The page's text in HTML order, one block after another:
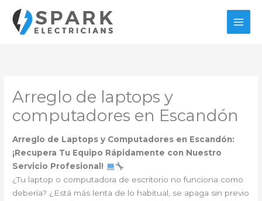
contenido
Arreglo de laptops y
computadores en Escandón
Arreglo de Laptops y Computadores en Escandón:
¡Recupera Tu Equipo Rápidamente con Nuestro
Servicio Profesional!
¿Tu laptop o computadora de escritorio no funciona como
debería? ¿Está más lenta de lo habitual, se apaga sin previo